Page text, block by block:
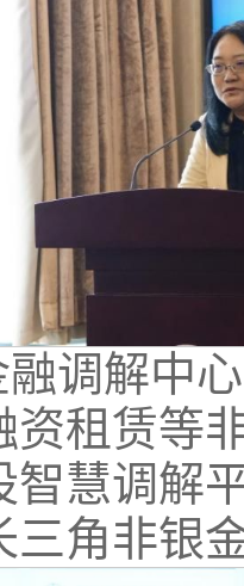
融调解中
资租赁等
智慧调解
三角非银